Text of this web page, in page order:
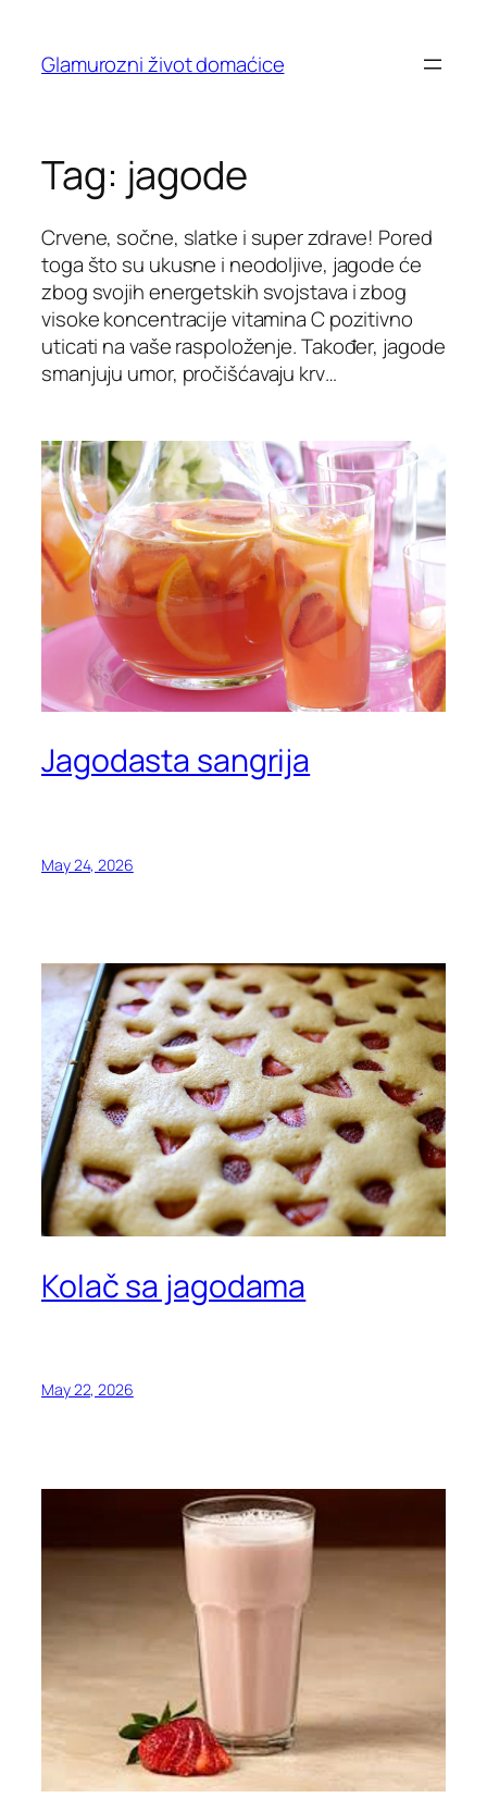
content
Glamurozni život domaćice
Tag: jagode
Crvene, sočne, slatke i super zdrave! Pored
toga što su ukusne i neodoljive, jagode će
zbog svojih energetskih svojstava i zbog
visoke koncentracije vitamina C pozitivno
uticati na vaše raspoloženje. Također, jagode
smanjuju umor, pročišćavaju krv…
Jagodasta sangrija
May 24, 2026
Kolač sa jagodama
May 22, 2026